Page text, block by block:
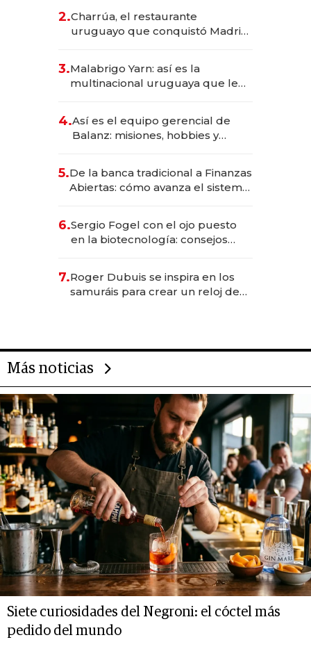
millones
2.Charrúa, el restaurante
uruguayo que conquistó Madrid:
anticipación y prepara apertura
3.Malabrigo Yarn: así es la
multinacional uruguaya que le
4.Así es el equipo gerencial de
Balanz: misiones, hobbies y
5.De la banca tradicional a Finanzas
Abiertas: cómo avanza el sistema
6.Sergio Fogel con el ojo puesto
en la biotecnología: consejos
rol de la IA
7.Roger Dubuis se inspira en los
samuráis para crear un reloj de
Más noticias
Siete curiosidades del Negroni: el cóctel más
pedido del mundo